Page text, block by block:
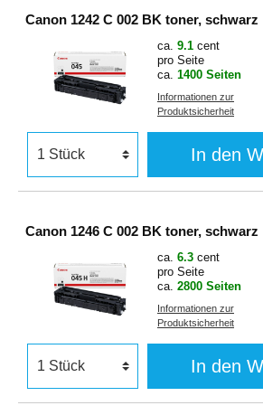
Canon 1242 C 002 BK toner, schwarz
ca. 9.1 cent
pro Seite
ca. 1400 Seiten
Informationen zur
Produktsicherheit
In den
Canon 1246 C 002 BK toner, schwarz
ca. 6.3 cent
pro Seite
ca. 2800 Seiten
Informationen zur
Produktsicherheit
In den